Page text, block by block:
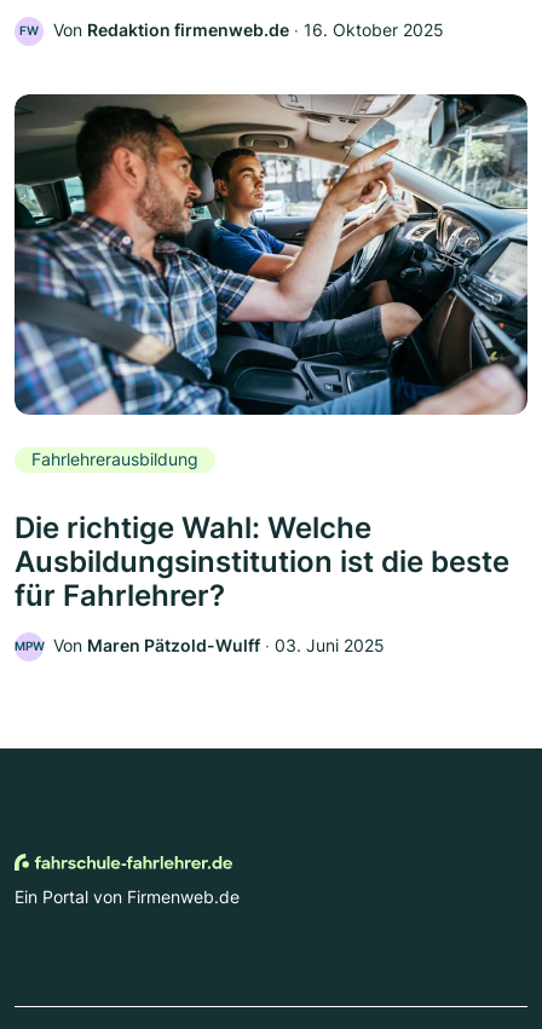
FW Von Redaktion firmenweb.de ‧ 16. Oktober 2025
Fahrlehrerausbildung
Die richtige Wahl: Welche
Ausbildungsinstitution ist die beste
für Fahrlehrer?
MPW Von Maren Pätzold-Wulff ‧ 03. Juni 2025
Ein Portal von Firmenweb.de